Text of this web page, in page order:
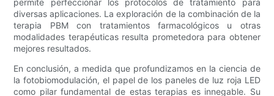
diversas aplicaciones. La exploración de la combinación de la
terapia PBM con tratamientos farmacológicos u otras
modalidades terapéuticas resulta prometedora para obtener
mejores resultados.
En conclusión, a medida que profundizamos en la ciencia de
la fotobiomodulación, el papel de los paneles de luz roja LED
como pilar fundamental de estas terapias es innegable. Su